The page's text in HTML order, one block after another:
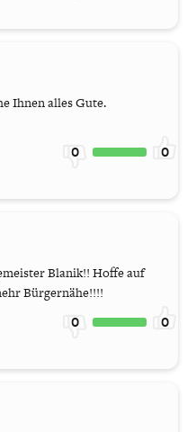
Ihnen alles Gute.
0 0
Blanik!! Hoffe auf
Bürgernähe!!!!
0 0